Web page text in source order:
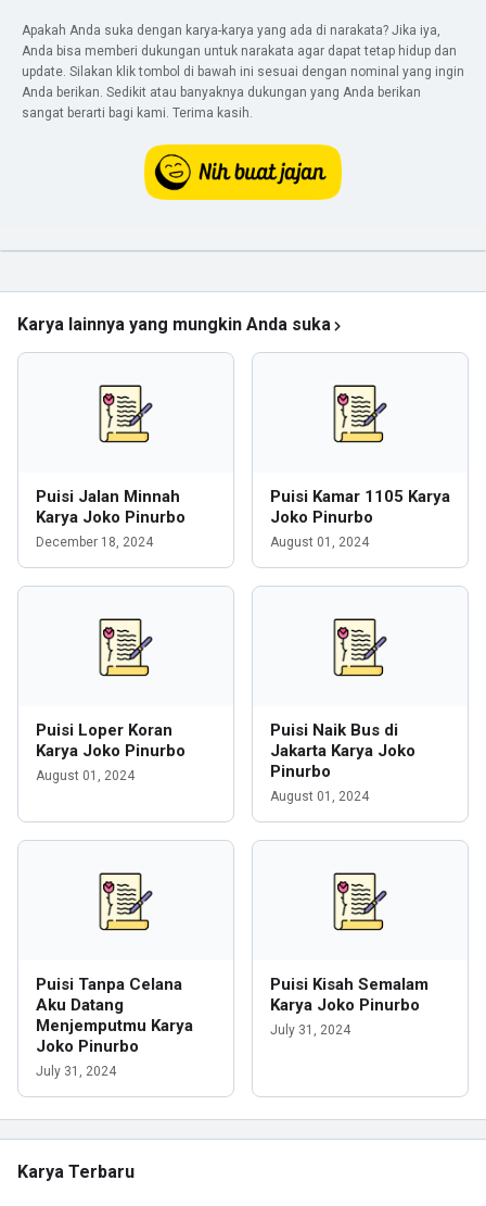
Apakah Anda suka dengan karya-karya yang ada di narakata? Jika iya,
Anda bisa memberi dukungan untuk narakata agar dapat tetap hidup dan
update. Silakan klik tombol di bawah ini sesuai dengan nominal yang ingin
Anda berikan. Sedikit atau banyaknya dukungan yang Anda berikan
sangat berarti bagi kami. Terima kasih.
Karya lainnya yang mungkin Anda suka
Puisi Jalan Minnah
Karya Joko Pinurbo
December 18, 2024
Puisi Kamar 1105 Karya
Joko Pinurbo
August 01, 2024
Puisi Loper Koran
Karya Joko Pinurbo
August 01, 2024
Puisi Naik Bus di
Jakarta Karya Joko
Pinurbo
August 01, 2024
Puisi Tanpa Celana
Aku Datang
Menjemputmu Karya
Joko Pinurbo
July 31, 2024
Puisi Kisah Semalam
Karya Joko Pinurbo
July 31, 2024
Karya Terbaru